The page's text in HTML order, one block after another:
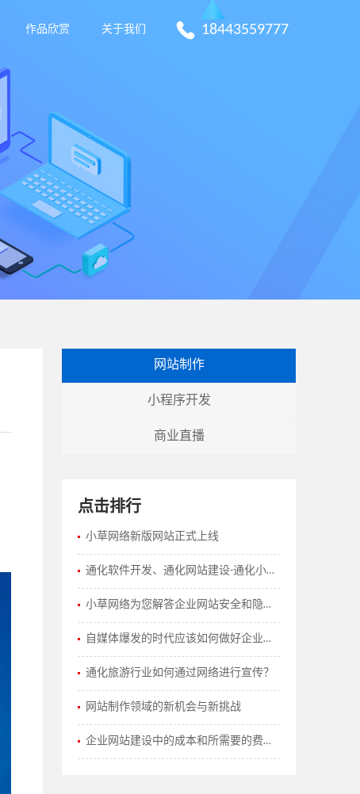
18443559777
作品欣赏 关于我们
网站制作
小程序开发
商业直播
点击排行
小草网络新版网站正式上线
通化软件开发、通化网站建设-通化小草网络
小草网络为您解答企业网站安全和隐私保护策略有哪些？
自媒体爆发的时代应该如何做好企业的网站建设工作？
通化旅游行业如何通过网络进行宣传？
网站制作领域的新机会与新挑战
企业网站建设中的成本和所需要的费用如何计算？